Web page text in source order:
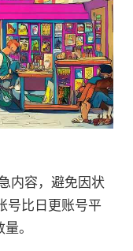
内容，避免因状
号比日更账号平
。